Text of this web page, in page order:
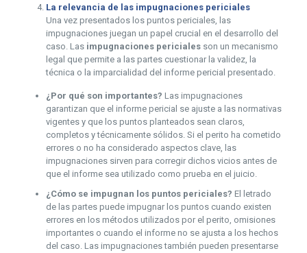
La relevancia de las impugnaciones periciales
Una vez presentados los puntos periciales, las
impugnaciones juegan un papel crucial en el desarrollo del
caso. Las impugnaciones pericialesson un mecanismo
legal que permite a las partes cuestionar la validez, la
técnica o la imparcialidad del informe pericial presentado.
¿Por qué son importantes? Las impugnaciones
garantizan que el informe pericial se ajuste a las normativas
vigentes y que los puntos planteados sean claros,
completos y técnicamente sólidos. Si el perito ha cometido
errores o no ha considerado aspectos clave, las
impugnaciones sirven para corregir dichos vicios antes de
que el informe sea utilizado como prueba en el juicio.
¿Cómo se impugnan los puntos periciales? El letrado
de las partes puede impugnar los puntos cuando existen
errores en los métodos utilizados por el perito, omisiones
importantes o cuando el informe no se ajusta a los hechos
del caso. Las impugnaciones también pueden presentarse